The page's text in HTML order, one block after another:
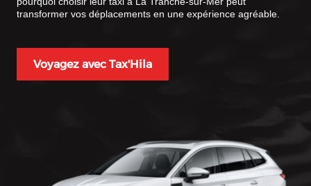
transformer vos déplacements en une expérience agréable.
Voyagez avec Tax'Hila